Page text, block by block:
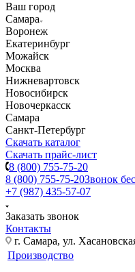
Ваш город
Самара
Воронеж
Екатеринбург
Можайск
Москва
Нижневартовск
Новосибирск
Новочеркасск
Самара
Санкт-Петербург
Скачать каталог
Скачать прайс-лист
8 (800) 755-75-20
8 (800) 755-75-20Звонок
+7 (987) 435-57-07
Заказать звонок
Контакты
г. Самара, ул.
Производство